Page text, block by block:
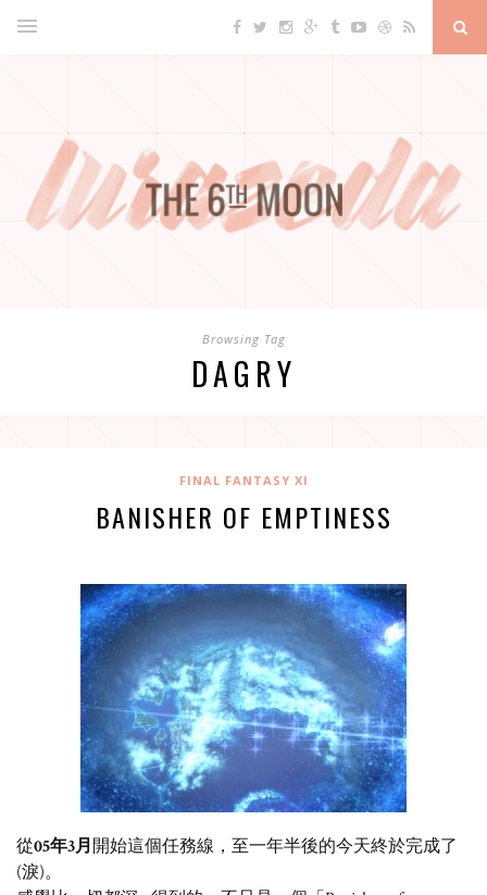
Browsing Tag
DAGRY
FINAL FANTASY XI
BANISHER OF EMPTINESS
從05年3月 開始這個任務線，至一年半後的今天終於完成了
(淚)。